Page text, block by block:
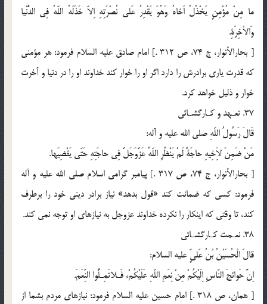
ما مِنْ مُؤْمِنٍ يَخْذُلُ اَخاهُ وَهُوَ يَقْدِرُ عَلى نُصْرَتِهِ اِلاّ خَذَلَهُ اللّهُ فِى الدُّنْيا
وَالاْخِرَةِ.
[ بحارالأنوار، ج 74، ص 312 .] امام صادق عليه السلام فرمود: هر مؤمنى
كه قدرت يارى برادرش را دارد اگر او را خوار كند خداوند او را در دنيا و آخرت
خوار و ذليل خواهد كرد.
37. تعـهد و كـارگشـائى
قَالَ رَسُولُ اللّهِ صلي الله عليه و آله:
مَنْ ضَمِنَ لاَِخِيهِ حاجَةً لَمْ يَنْظُرِ اللّهُ عَزَّوَجَلَّ فِى حاجَتِهِ حَتّى يَقْضِيَها.
[ بحارالأنوار، ج 74، ص 317 .] پيامبر گرامى اسلام صلى الله عليه و آله
فرمود: كسى كه ضمانت كند «قول بدهد» نياز برادر دينى خود را برطرف
كند، تا وقتى كه اينكار را نكرده خداوند عزوجل به نيازهاى او توجه نمى كند.
38. نعـمت كـارگشـائى
قالَ الْحُسَيْنُ بْنُ عَلىٍّ عليه السلام:
اِنَّ حَوائجَ النّاسِ اِلَيْكُمْ مِنْ نِعَمِ اللّهِ عَلَيْكُمْ، فَـلاتَمِـلُّوا النِّعَمَ.
[ همان، ص 318 .] امام حسين عليه السلام فرمود: نيازهاى مردم بشما از